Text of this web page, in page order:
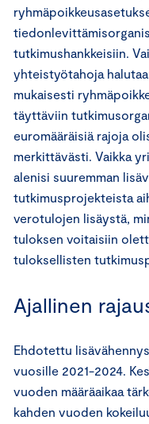
tutkimushankkeisiin.
yhteistyötahoja
mukaisesti
täyttäviin
euromääräisiä rajoja
merkittävästi. Vaikka
alenisi suuremman
tutkimusprojekteista
verotulojen lisäystä,
tuloksen voitaisiin
tuloksellisten
Ajallinen
Ehdotettu
vuosille 2021-2024.
vuoden määräaikaa
kahden vuoden